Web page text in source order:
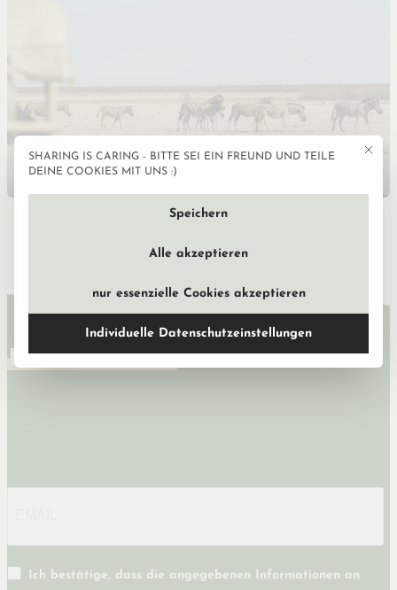
Etosha Nationalpark – Tipps für deine
Ich bestätige, dass die angegebenen Informationen an
Mit
SHARING IS CARING - BITTE SEI EIN FREUND UND TEILE
DEINE COOKIES MIT UNS :)
Speichern
Alle akzeptieren
nur essenzielle Cookies akzeptieren
Individuelle Datenschutzeinstellungen